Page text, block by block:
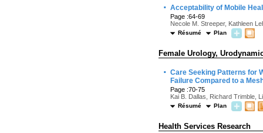
· Acceptability of Mobile
Page :64-69
Necole M. Streeper, Kathleen
Résumé Plan
Female Urology,
· Care Seeking Patterns for
Failure Compared to a
Page :70-75
Kai B. Dallas, Richard Trimble,
Résumé Plan
Health Services Research